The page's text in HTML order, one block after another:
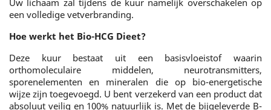
een volledige vetverbranding.
Hoe werkt het Bio-HCG Dieet?
Deze kuur bestaat uit een basisvloeistof waarin
orthomoleculaire middelen, neurotransmitters,
sporenelementen en mineralen die op bio-energetische
wijze zijn toegevoegd. U bent verzekerd van een product dat
absoluut veilig en 100% natuurlijk is. Met de bijgeleverde B-